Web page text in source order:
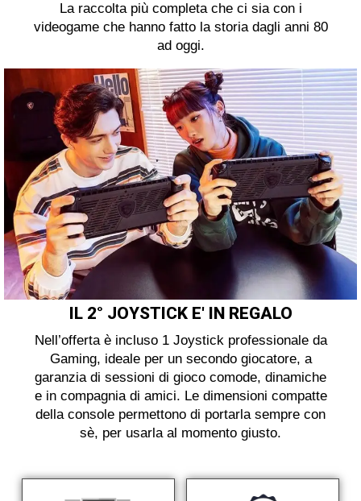
La raccolta più completa che ci sia con i
videogame che hanno fatto la storia dagli anni 80
ad oggi.
IL 2° JOYSTICK E' IN REGALO
Nell’offerta è incluso 1 Joystick professionale da
Gaming, ideale per un secondo giocatore, a
garanzia di sessioni di gioco comode, dinamiche
e in compagnia di amici. Le dimensioni compatte
della console permettono di portarla sempre con
sè, per usarla al momento giusto.